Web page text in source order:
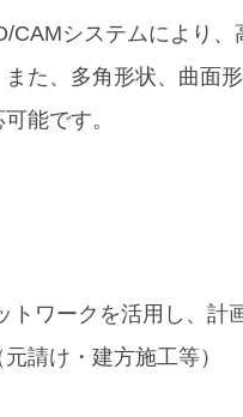
CAMシステムにより、
た、多角形状、曲面
能です。
トワークを活用し、計
請け・建方施工等）